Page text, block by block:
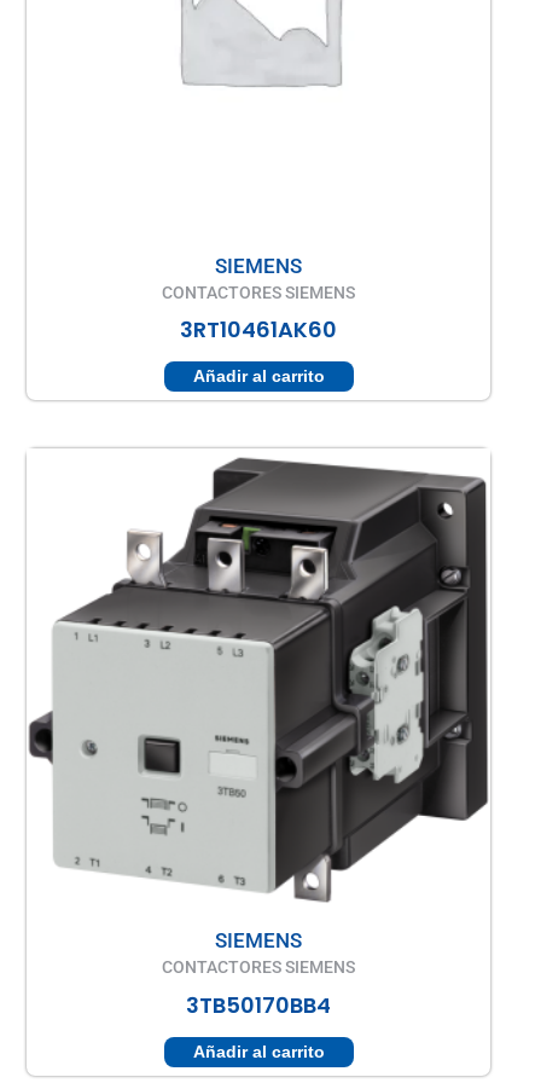
SIEMENS
CONTACTORES SIEMENS
3RT10461AK60
Añadir al carrito
SIEMENS
CONTACTORES SIEMENS
3TB50170BB4
Añadir al carrito